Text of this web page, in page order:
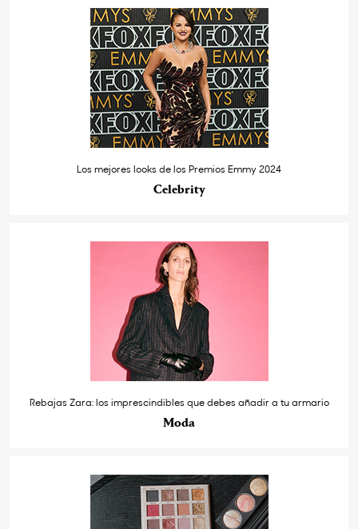
Los mejores looks de los Premios Emmy 2024
Celebrity
Rebajas Zara: los imprescindibles que debes añadir a tu armario
Moda